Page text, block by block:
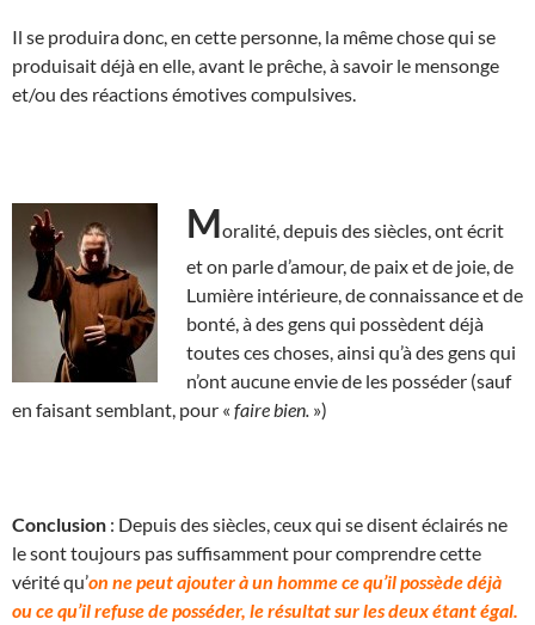
Il se produira donc, en cette personne, la même chose qui se
produisait déjà en elle, avant le prêche, à savoir le mensonge
et/ou des réactions émotives compulsives.
Moralité, depuis des siècles, ont écrit
et on parle d’amour, de paix et de joie, de
Lumière intérieure, de connaissance et de
bonté, à des gens qui possèdent déjà
toutes ces choses, ainsi qu’à des gens qui
n’ont aucune envie de les posséder (sauf
en faisant semblant, pour « faire bien. »)
Conclusion : Depuis des siècles, ceux qui se disent éclairés ne
le sont toujours pas suffisamment pour comprendre cette
vérité qu’on ne peut ajouter à un homme ce qu’il possède déjà
ou ce qu’il refuse de posséder, le résultat sur les deux étant égal.